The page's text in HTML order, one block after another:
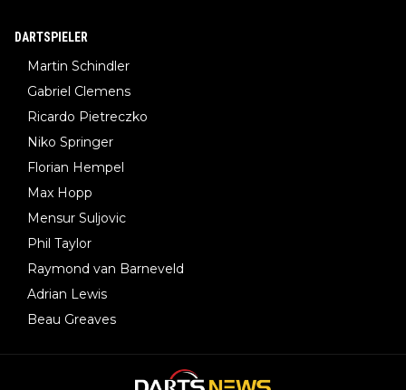
DARTSPIELER
Martin Schindler
Gabriel Clemens
Ricardo Pietreczko
Niko Springer
Florian Hempel
Max Hopp
Mensur Suljovic
Phil Taylor
Raymond van Barneveld
Adrian Lewis
Beau Greaves